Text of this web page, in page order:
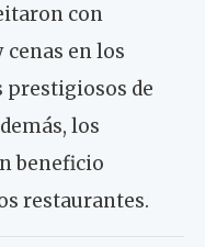
con
en los
prestigiosos de
los
beneficio
restaurantes.